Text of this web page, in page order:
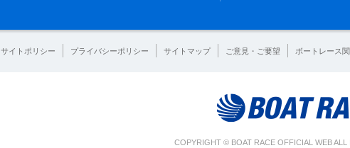
サイトポリシー プライバシーポリシー サイトマップ ご意見・ご要望 ボートレース
COPYRIGHT © BOAT RACE OFFICIAL WEB ALL